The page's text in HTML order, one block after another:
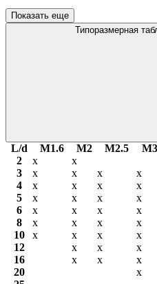
Показать еще
Типоразмерная
L/d М1.6 М2 М2.5 М3
2
х
х
3
х х х
х
4
х х х х
5
х х х х
6
х х х х
8
х х х х
10
х х х х
12
х х х
16
х х х
20
х